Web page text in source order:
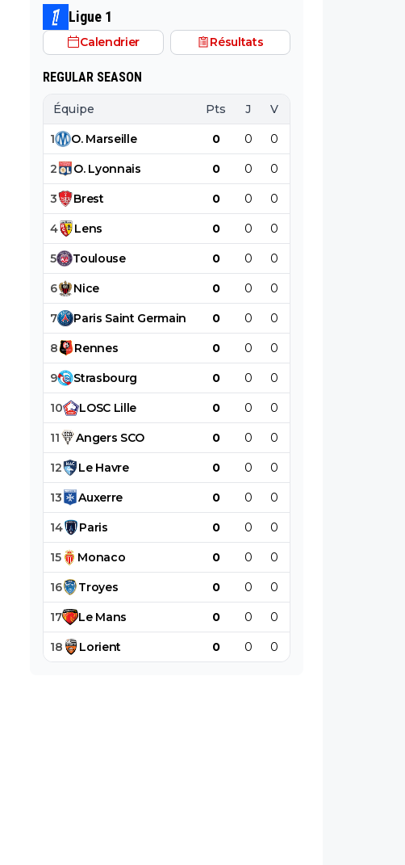
Bordeaux. Il était en contact depuis bien
longtemps avec le LOSC. Les Girondins
aurait pu le retenir avec une meilleure
Ligue 1
Calendrier Résultats
REGULAR SEASON
Équipe Pts J V
1 O. Marseille 0 0 0
2 O. Lyonnais 0 0 0
3 Brest 0 0 0
4 Lens 0 0 0
5 Toulouse 0 0 0
6 Nice 0 0 0
7 Paris Saint Germain 0 0 0
8 Rennes 0 0 0
9 Strasbourg 0 0 0
10 LOSC Lille 0 0 0
11 Angers SCO 0 0 0
12 Le Havre 0 0 0
13 Auxerre 0 0 0
14 Paris 0 0 0
15 Monaco 0 0 0
16 Troyes 0 0 0
17 Le Mans 0 0 0
18 Lorient 0 0 0